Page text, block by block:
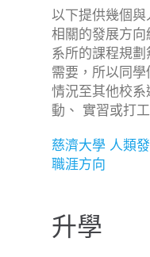
以下提供幾個
相關的發展方向
系所的課程規
需要，所以同
情況至其他校
動、 實習或打
慈濟大學 人類
職涯方向
升學